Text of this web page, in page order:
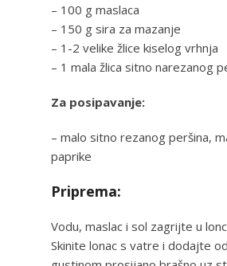
– 100 g maslaca
– 150 g sira za mazanje
– 1-2 velike žlice kiselog vrhnja
– 1 mala žlica sitno narezanog
Za posipavanje:
– malo sitno rezanog peršina,
paprike
Priprema:
Vodu, maslac i sol zagrijte u
Skinite lonac s vatre i dodajte